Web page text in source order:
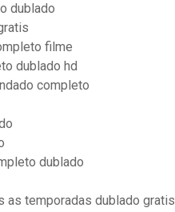
dublado
filme
dublado hd
completo
dublado
temporadas dublado gratis